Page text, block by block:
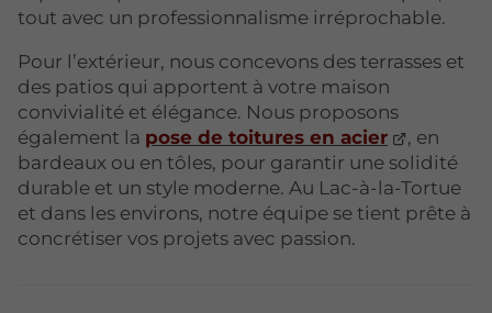
tout avec un professionnalisme irréprochable.
Pour l’extérieur, nous concevons des terrasses et
des patios qui apportent à votre maison
convivialité et élégance. Nous proposons
également la pose de toitures en acier
, en
bardeaux ou en tôles, pour garantir une solidité
durable et un style moderne. Au Lac-à-la-Tortue
et dans les environs, notre équipe se tient prête à
concrétiser vos projets avec passion.